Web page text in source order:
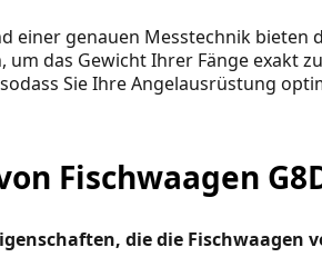
einer genauen Messtechnik bieten
das Gewicht Ihrer Fänge exakt
Sie Ihre Angelausrüstung
Fischwaagen
die die Fischwaagen